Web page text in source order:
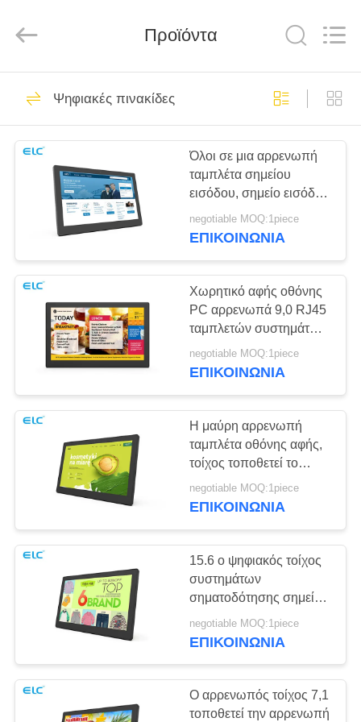
ΣΠΊΤΙ
ΠΡΟΪΌΝΤΑ
ΠΕΡΊΠΟΥ
ΕΜΕΊΣ
ΓΎΡΟΣ
ΕΡΓΟΣΤΑΣΊΩΝ
ΠΟΙΟΤΙΚΌΣ
ΈΛΕΓΧΟΣ
ΜΑΣ
ΕΛΆΤΕ
ΕΠΑΦΉ
ΜΕ
ΖΗΤΉΣΤΕ
ΈΝΑ
ΑΠΌΣΠΑΣΜΑ
SITEMAP
Ltd..
Ψηφιακές πινακίδες
246
Λύσεις οθόνης
εστιατορίων
28
Η έξυπνη
τηλεόραση
Σημειώσεις οθόνης
αφής
85
Προϊόντα
Ψηφιακές πινακίδες
Όλοι σε μια αρρενωπή
ταμπλέτα σημείου
εισόδου, σημείο εισόδου
τροφοδότησαν την
αρρενωπή οθόνη αφής
negotiable MOQ:1piece
ΕΠΙΚΟΙΝΩΝΙΑ
Χωρητικό αφής οθόνης
PC αρρενωπά 9,0 RJ45
ταμπλετών συστημάτων
σηματοδότησης σημείου
εισόδου ψηφιακό
negotiable MOQ:1piece
ΕΠΙΚΟΙΝΩΝΙΑ
Η μαύρη αρρενωπή
ταμπλέτα οθόνης αφής,
τοίχος τοποθετεί το
ψηφιακό σύστημα
σηματοδότησης PC
negotiable MOQ:1piece
ΕΠΙΚΟΙΝΩΝΙΑ
15.6 ο ψηφιακός τοίχος
συστημάτων
σηματοδότησης σημείου
εισόδου τοποθετεί όλοι
σε μια γλώσσα
negotiable MOQ:1piece
ΕΠΙΚΟΙΝΩΝΙΑ
Ο αρρενωπός τοίχος 7,1
τοποθετεί την αρρενωπή